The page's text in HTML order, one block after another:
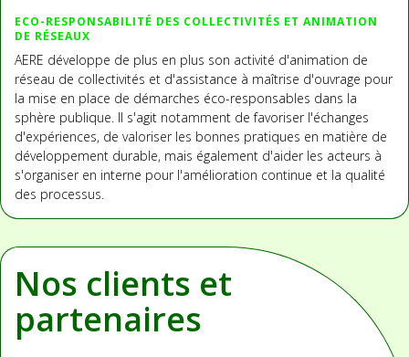
ECO-RESPONSABILITÉ DES COLLECTIVITÉS ET ANIMATION
DE RÉSEAUX
AERE développe de plus en plus son activité d'animation de
réseau de collectivités et d'assistance à maîtrise d'ouvrage pour
la mise en place de démarches éco-responsables dans la
sphère publique. Il s'agit notamment de favoriser l'échanges
d'expériences, de valoriser les bonnes pratiques en matière de
développement durable, mais également d'aider les acteurs à
s'organiser en interne pour l'amélioration continue et la qualité
des processus.
Nos clients et
partenaires